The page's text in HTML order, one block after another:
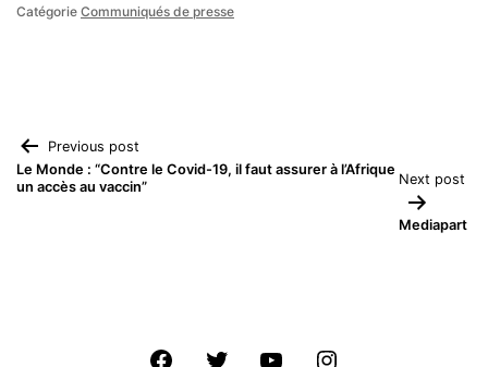
Catégorie Communiqués de presse
Navigation
de
Previous post
Le Monde : “Contre le Covid-19, il faut assurer à l’Afrique
un accès au vaccin”
Next post
Mediapart
FacebookTwitter Youtube